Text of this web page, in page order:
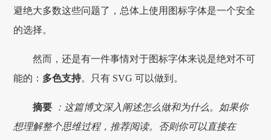
避绝大多数这些问题了，总体上使用图标字体是一个安全
的选择。
然而，还是有一件事情对于图标字体来说是绝对不可
能的： 多色支持。只有 SVG 可以做到。
摘要
：这篇博文深入阐述怎么做和为什么。如果你
想理解整个思维过程，推荐阅读。否则你可以直接在